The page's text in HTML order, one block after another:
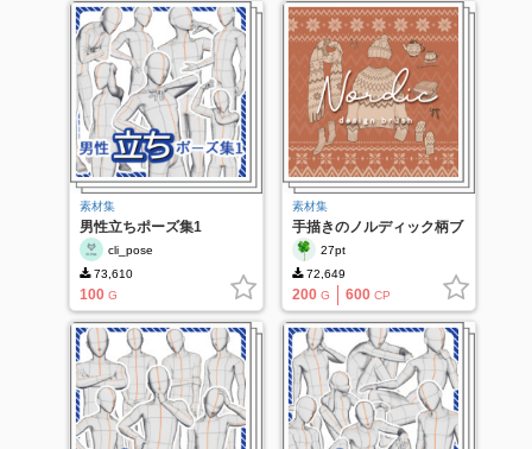
素材集
男性立ちポーズ集1
cli_pose
73,610
100 G
素材集
手描きのノルディック柄ブ
ラシ 27pt
72,649
200 G 600 CP